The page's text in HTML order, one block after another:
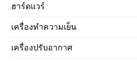
ฮาร์ดแวร์
เครื่องทำความเย็น
เครื่องปรับอากาศ